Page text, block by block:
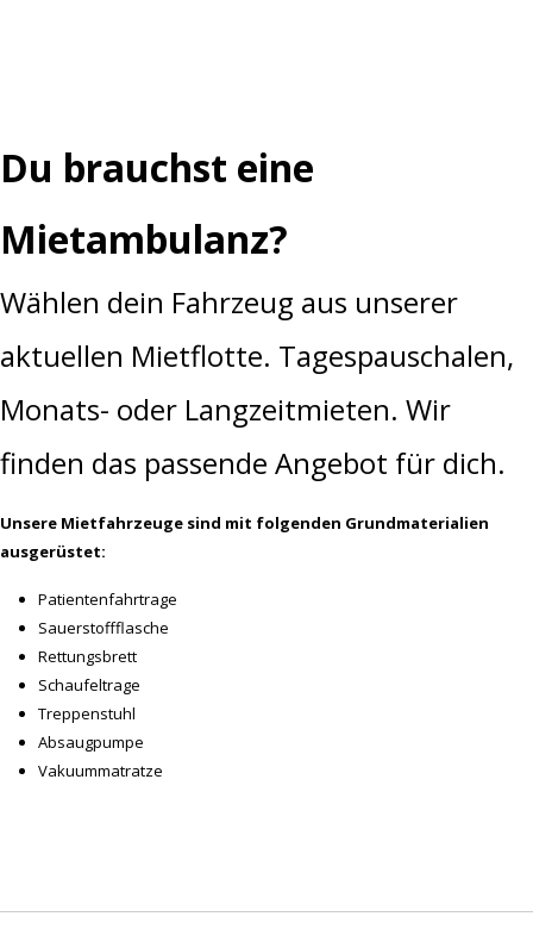
Du brauchst eine
Mietambulanz?
Wählen dein Fahrzeug aus unserer
aktuellen Mietflotte. Tagespauschalen,
Monats- oder Langzeitmieten. Wir
finden das passende Angebot für dich.
Unsere Mietfahrzeuge sind mit folgenden Grundmaterialien
ausgerüstet:
Patientenfahrtrage
Sauerstoffflasche
Rettungsbrett
Schaufeltrage
Treppenstuhl
Absaugpumpe
Vakuummatratze